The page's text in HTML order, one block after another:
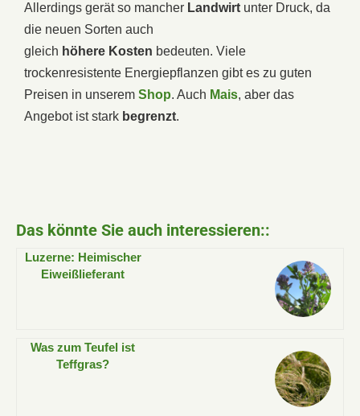
Allerdings gerät so mancher Landwirt unter Druck, da
die neuen Sorten auch
gleich höhere Kosten bedeuten. Viele
trockenresistente Energiepflanzen gibt es zu guten
Preisen in unserem Shop. Auch Mais, aber das
Angebot ist stark begrenzt.
Das könnte Sie auch interessieren::
Luzerne: Heimischer
Eiweißlieferant
Was zum Teufel ist
Teffgras?